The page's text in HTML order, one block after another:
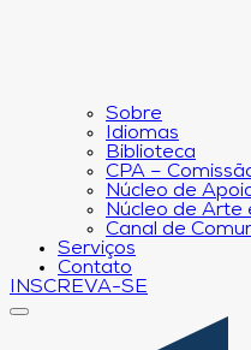
Sobre
Idiomas
Biblioteca
CPA –
Núcleo de
Núcleo de Arte
Canal de
Serviços
Contato
INSCREVA-SE